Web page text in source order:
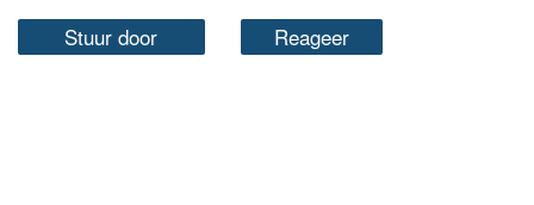
Stuur door Reageer